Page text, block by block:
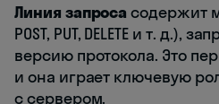
Линия запроса содержит
POST, PUT, DELETE и т. д.),
версию протокола. Это
и она играет ключевую
с сервером.